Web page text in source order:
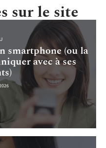
sur le site
smartphone (ou la
avec à ses